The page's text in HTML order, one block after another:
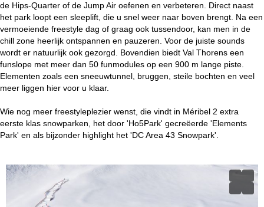
de Hips-Quarter of de Jump Air oefenen en verbeteren. Direct naast
het park loopt een sleeplift, die u snel weer naar boven brengt. Na een
vermoeiende freestyle dag of graag ook tussendoor, kan men in de
chill zone heerlijk ontspannen en pauzeren. Voor de juiste sounds
wordt er natuurlijk ook gezorgd. Bovendien biedt Val Thorens een
funslope met meer dan 50 funmodules op een 900 m lange piste.
Elementen zoals een sneeuwtunnel, bruggen, steile bochten en veel
meer liggen hier voor u klaar.
Wie nog meer freestyleplezier wenst, die vindt in Méribel 2 extra
eerste klas snowparken, het door 'Ho5Park' gecreëerde 'Elements
Park' en als bijzonder highlight het 'DC Area 43 Snowpark'.